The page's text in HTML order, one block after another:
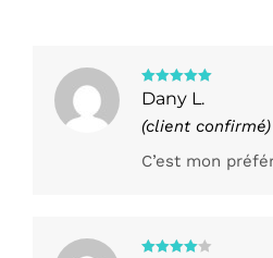
Note5sur
Dany L.
(client confirmé)
C’est mon